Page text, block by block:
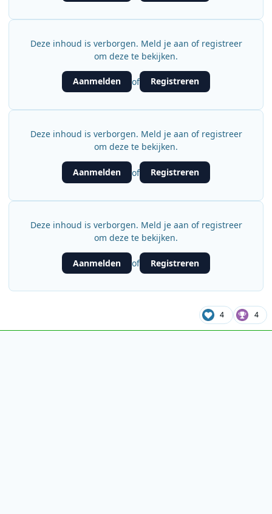
Deze inhoud is verborgen. Meld je aan of registreer
om deze te bekijken.
Aanmelden of Registreren
Deze inhoud is verborgen. Meld je aan of registreer
om deze te bekijken.
Aanmelden of Registreren
Deze inhoud is verborgen. Meld je aan of registreer
om deze te bekijken.
Aanmelden of Registreren
4 4